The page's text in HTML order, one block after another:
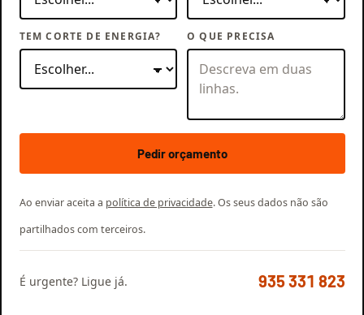
TEM CORTE DE ENERGIA? O QUE PRECISA
Pedir orçamento
Ao enviar aceita a política de privacidade. Os seus dados não são
partilhados com terceiros.
É urgente? Ligue já. 935 331 823